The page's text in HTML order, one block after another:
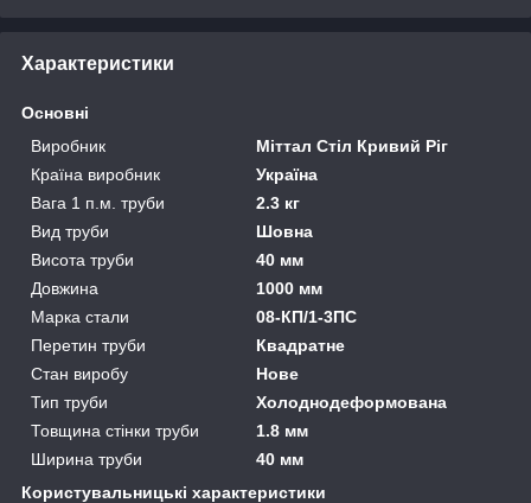
Характеристики
Основні
Виробник
Міттал Стіл Кривий Ріг
Країна виробник
Україна
Вага 1 п.м. труби
2.3 кг
Вид труби
Шовна
Висота труби
40 мм
Довжина
1000 мм
Марка стали
08-КП/1-3ПС
Перетин труби
Квадратне
Стан виробу
Нове
Тип труби
Холоднодеформована
Товщина стінки труби
1.8 мм
Ширина труби
40 мм
Користувальницькі характеристики